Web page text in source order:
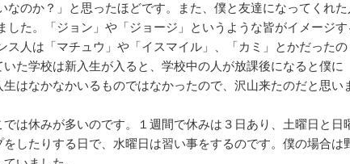
なのか？」と思ったほどです。また、僕と友達になってくれた
した。「ジョン」や「ジョージ」というような皆がイメージす
ス人は「マチュウ」や「イスマイル」、「カミ」とかだったの
た学校は新入生が入ると、学校中の人が放課後になると僕に
はなかなかいるものではなかったので、沢山来たのだと思い
は休みが多いのです。１週間で休みは３日あり、土曜日と日
したりする日で、水曜日は習い事をするのです。僕の場合は